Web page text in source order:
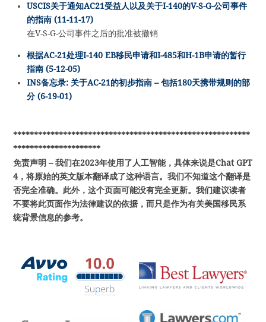
USCIS关于通知AC21受益人以及关于I-140的V-S-G-公司事件
的指南 (11-11-17)
在V-S-G-公司事件之后的批准被撤销
根据AC-21处理I-140 EB移民申请和I-485和H-1B申请的暂行
指南 (5-12-05)
INS备忘录: 关于AC-21的初步指南 – 包括180天携带规则的部
分 (6-19-01)
*********************************************************
*********************
免责声明 – 我们在2023年使用了人工智能，具体来说是Chat GPT
4，将原始的英文版本翻译成了这种语言。我们不知道这个翻译是
否完全准确。此外，这个页面可能没有完全更新。我们建议读者
不要将此页面作为法律建议的依据，而只是作为有关美国移民系
统背景信息的参考。